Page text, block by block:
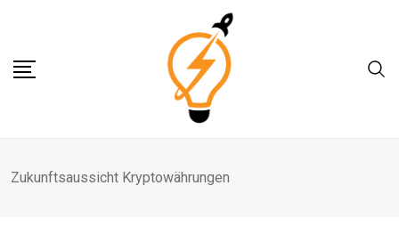
content
Zukunftsaussicht Kryptowährungen